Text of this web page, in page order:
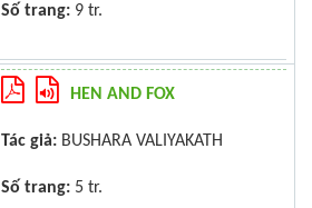
Số trang: 9 tr.
HEN AND FOX
Tác giả: BUSHARA VALIYAKATH
Số trang: 5 tr.